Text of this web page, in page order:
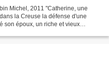
Michel, 2011 "Catherine, une
la Creuse la défense d'une
son époux, un riche et vieux